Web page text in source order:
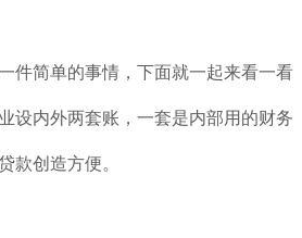
件简单的事情，下面就一起来看一看
设内外两套账，一套是内部用的财务
款创造方便。